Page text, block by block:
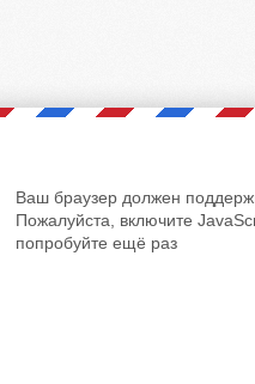
Ваш браузер должен
Пожалуйста, включите
попробуйте ещё раз